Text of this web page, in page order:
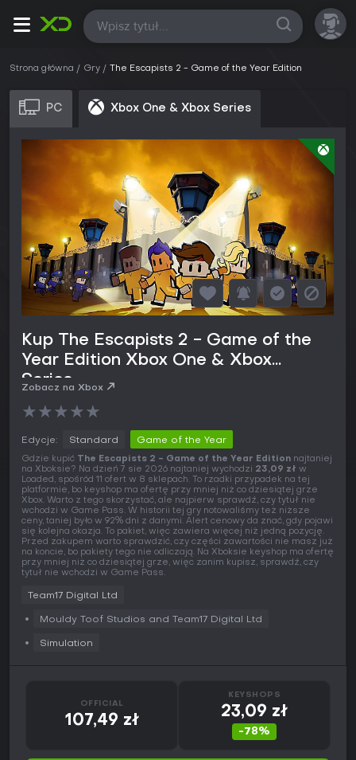
Wszystkie
Strona główna Gry The Escapists 2 - Game of the Year Edition
PC Xbox One & Xbox Series
Kup The Escapists 2 - Game of the
Year Edition Xbox One & Xbox
Series
Zobacz na Xbox
★★★★★
Edycje: Standard Game of the Year
Gdzie kupić The Escapists 2 - Game of the Year Edition najtaniej
na Xboksie? Na dzień 7 sie 2026 najtaniej wychodzi 23,09 zł w
Loaded, spośród 11 ofert w 8 sklepach. To rzadki przypadek na tej
platformie, bo keyshop ma ofertę przy mniej niż co dziesiątej grze
Xbox. Warto z tego skorzystać, ale najpierw sprawdź, czy tytuł nie
wchodzi w Game Pass. W historii tej gry notowaliśmy też niższe
ceny, taniej było w 92% dni z danymi. Alert cenowy da znać, gdy pojawi
się kolejna okazja. To pakiet, więc zawiera więcej niż jedną pozycję.
Przed zakupem warto sprawdzić, czy części zawartości nie masz już
na koncie, bo pakiety tego nie odliczają. Na Xboksie keyshop ma ofertę
przy mniej niż co dziesiątej grze, więc zanim kupisz, sprawdź, czy
tytuł nie wchodzi w Game Pass.
Team17 Digital Ltd
Mouldy Toof Studios and Team17 Digital Ltd
Simulation
OFFICIAL
107,49 zł
KEYSHOPS
23,09 zł
-78%